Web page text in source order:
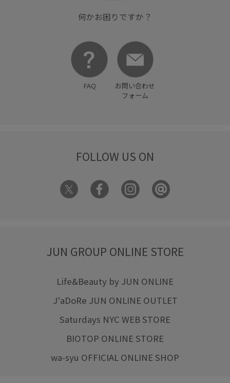
何かお困りですか？
FAQ
お問い合わせ
フォーム
FOLLOW US ON
JUN GROUP ONLINE STORE
Life&Beauty by JUN ONLINE
J'aDoRe JUN ONLINE OUTLET
Saturdays NYC WEB STORE
BIOTOP ONLINE STORE
wa-syu OFFICIAL ONLINE SHOP